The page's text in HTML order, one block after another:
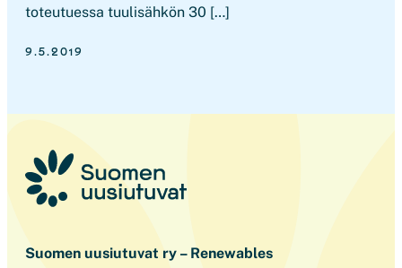
toteutuessa tuulisähkön 30 […]
9.5.2019
Suomen uusiutuvat ry – Renewables